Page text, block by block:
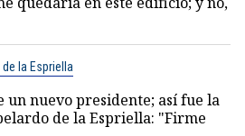
la Espriella
un nuevo presidente; así fue la
de la Espriella: "Firme